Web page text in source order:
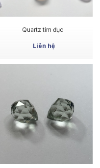
MUA NGAY
Quartz tím đục
Liên hệ